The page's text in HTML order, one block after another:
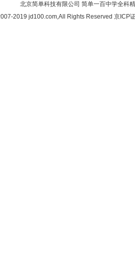
北京简单科技有限公司 简单一百中学全科
2019 jd100.com,All Rights Reserved 京ICP